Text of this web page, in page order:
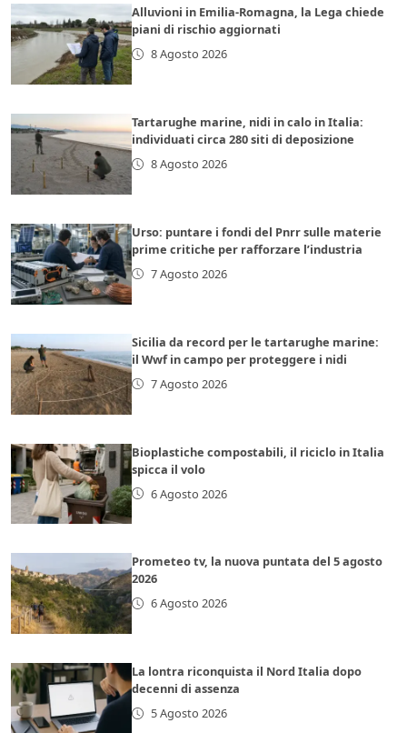
Alluvioni in Emilia-Romagna, la Lega chiede
piani di rischio aggiornati
8 Agosto 2026
Tartarughe marine, nidi in calo in Italia:
individuati circa 280 siti di deposizione
8 Agosto 2026
Urso: puntare i fondi del Pnrr sulle materie
prime critiche per rafforzare l’industria
7 Agosto 2026
Sicilia da record per le tartarughe marine:
il Wwf in campo per proteggere i nidi
7 Agosto 2026
Bioplastiche compostabili, il riciclo in Italia
spicca il volo
6 Agosto 2026
Prometeo tv, la nuova puntata del 5 agosto
2026
6 Agosto 2026
La lontra riconquista il Nord Italia dopo
decenni di assenza
5 Agosto 2026